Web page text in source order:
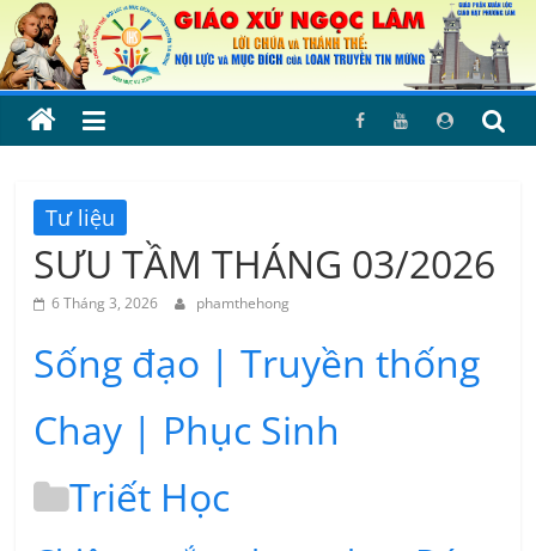
Skip
to
content
Tư liệu
SƯU TẦM THÁNG 03/2026
6 Tháng 3, 2026 phamthehong
Sống đạo | Truyền thống
Chay | Phục Sinh
Triết Học